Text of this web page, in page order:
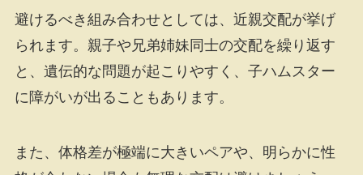
避けるべき組み合わせとしては、近親交配が挙げ
られます。親子や兄弟姉妹同士の交配を繰り返す
と、遺伝的な問題が起こりやすく、子ハムスター
に障がいが出ることもあります。
また、体格差が極端に大きいペアや、明らかに性